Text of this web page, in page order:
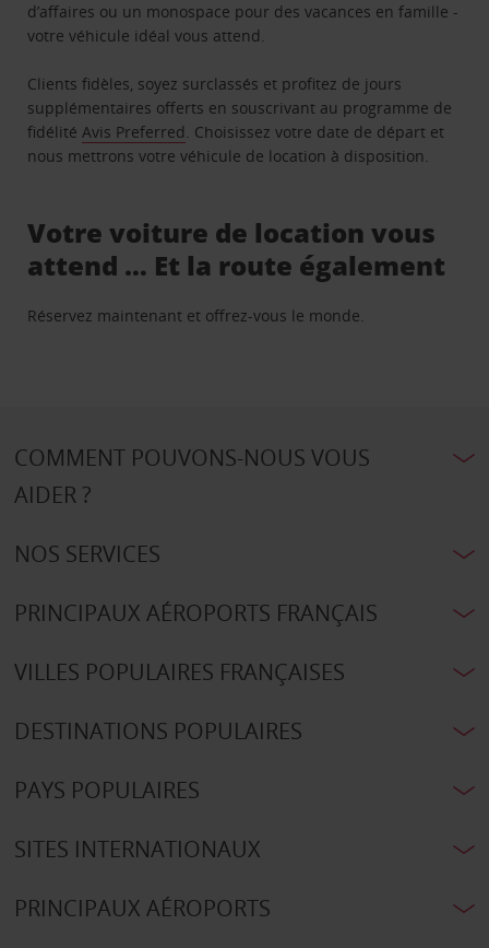
d’affaires ou un monospace pour des vacances en famille -
votre véhicule idéal vous attend.
Clients fidèles, soyez surclassés et profitez de jours
supplémentaires offerts en souscrivant au programme de
fidélitéAvis Preferred. Choisissez votre date de départ et
nous mettrons votre véhicule de location à disposition.
Votre voiture de location vous
attend … Et la route également
Réservez maintenant et offrez-vous le monde.
COMMENT POUVONS-NOUS VOUS
AIDER ?
NOS SERVICES
PRINCIPAUX AÉROPORTS FRANÇAIS
VILLES POPULAIRES FRANÇAISES
DESTINATIONS POPULAIRES
PAYS POPULAIRES
SITES INTERNATIONAUX
PRINCIPAUX AÉROPORTS